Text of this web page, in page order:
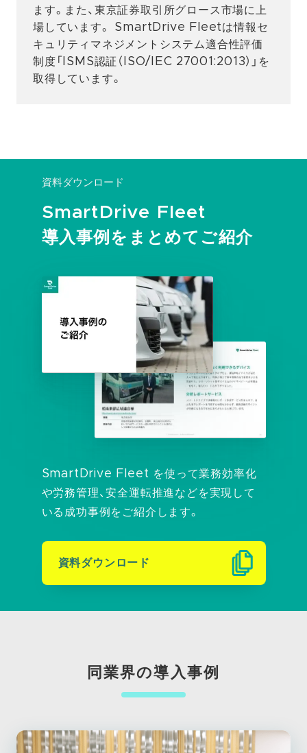
ます。また、東京証券取引所グロース市場に上
場しています。 SmartDrive Fleetは情報セ
キュリティマネジメントシステム適合性評価
制度「ISMS認証（ISO/IEC 27001:2013）」を
取得しています。
資料ダウンロード
SmartDrive Fleet
導入事例をまとめてご紹介
SmartDrive Fleet を使って業務効率化
や労務管理、安全運転推進などを実現して
いる成功事例をご紹介します。
資料ダウンロード
同業界の導入事例